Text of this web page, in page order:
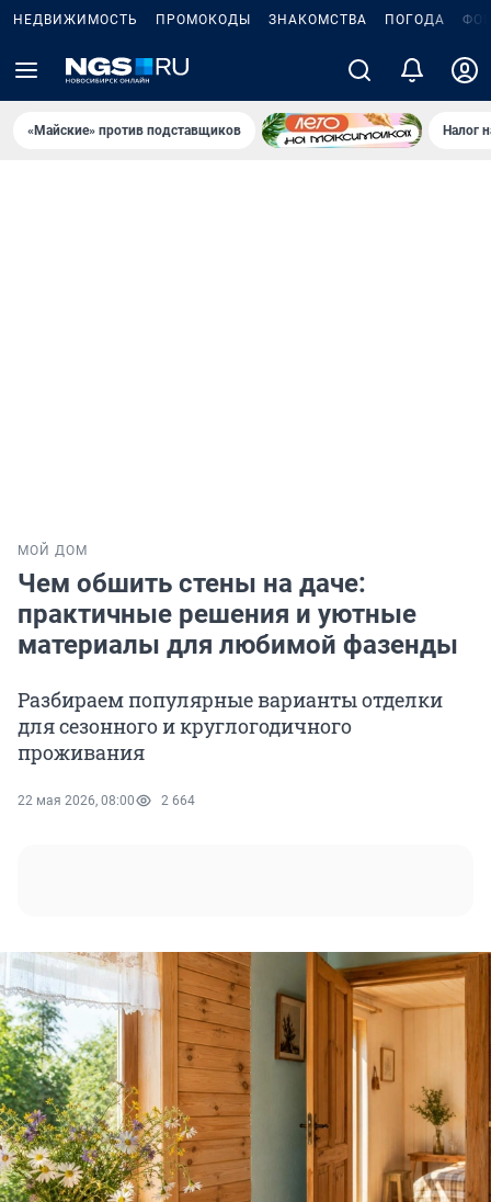
НЕДВИЖИМОСТЬ ПРОМОКОДЫ ЗНАКОМСТВА ПОГОДА
«Майские» против подставщиков Налог
МОЙ ДОМ
Чем обшить стены на даче:
практичные решения и уютные
материалы для любимой фазенды
Разбираем популярные варианты отделки
для сезонного и круглогодичного
проживания
22 мая 2026, 08:00 2 664